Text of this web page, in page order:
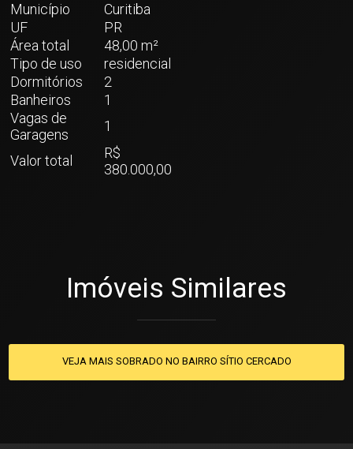
Município
Curitiba
UF
PR
Área total
48,00 m²
Tipo de uso
residencial
Dormitórios
2
Banheiros
1
Vagas de
Garagens
1
Valor total
R$
380.000,00
Imóveis Similares
VEJA MAIS SOBRADO NO BAIRRO SÍTIO CERCADO